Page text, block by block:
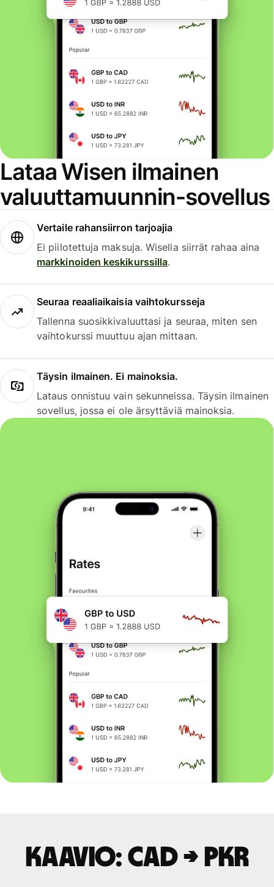
Lataa Wisen ilmainen
valuuttamuunnin-sovellus
Vertaile rahansiirron tarjoajia
Ei piilotettuja maksuja. Wisella siirrät rahaa aina
markkinoiden keskikurssilla.
Seuraa reaaliaikaisia vaihtokursseja
Tallenna suosikkivaluuttasi ja seuraa, miten sen
vaihtokurssi muuttuu ajan mittaan.
Täysin ilmainen. Ei mainoksia.
Lataus onnistuu vain sekunneissa. Täysin ilmainen
sovellus, jossa ei ole ärsyttäviä mainoksia.
Kaavio: CAD → PKR